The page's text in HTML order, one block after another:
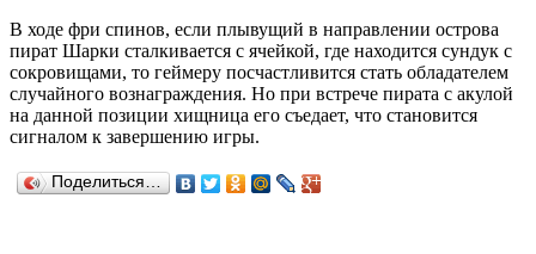
В ходе фри спинов, если плывущий в направлении острова
пират Шарки сталкивается с ячейкой, где находится сундук с
сокровищами, то геймеру посчастливится стать обладателем
случайного вознаграждения. Но при встрече пирата с акулой
на данной позиции хищница его съедает, что становится
сигналом к завершению игры.
Поделиться…